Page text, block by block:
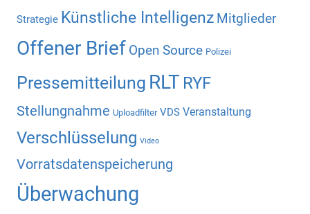
Strategie Künstliche Intelligenz Mitglieder
Offener Brief Open Source Polizei
Pressemitteilung RLT RYF
Stellungnahme Uploadfilter VDS Veranstaltung
Verschlüsselung Video
Vorratsdatenspeicherung
Überwachung